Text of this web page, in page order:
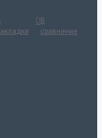
В
сравнение